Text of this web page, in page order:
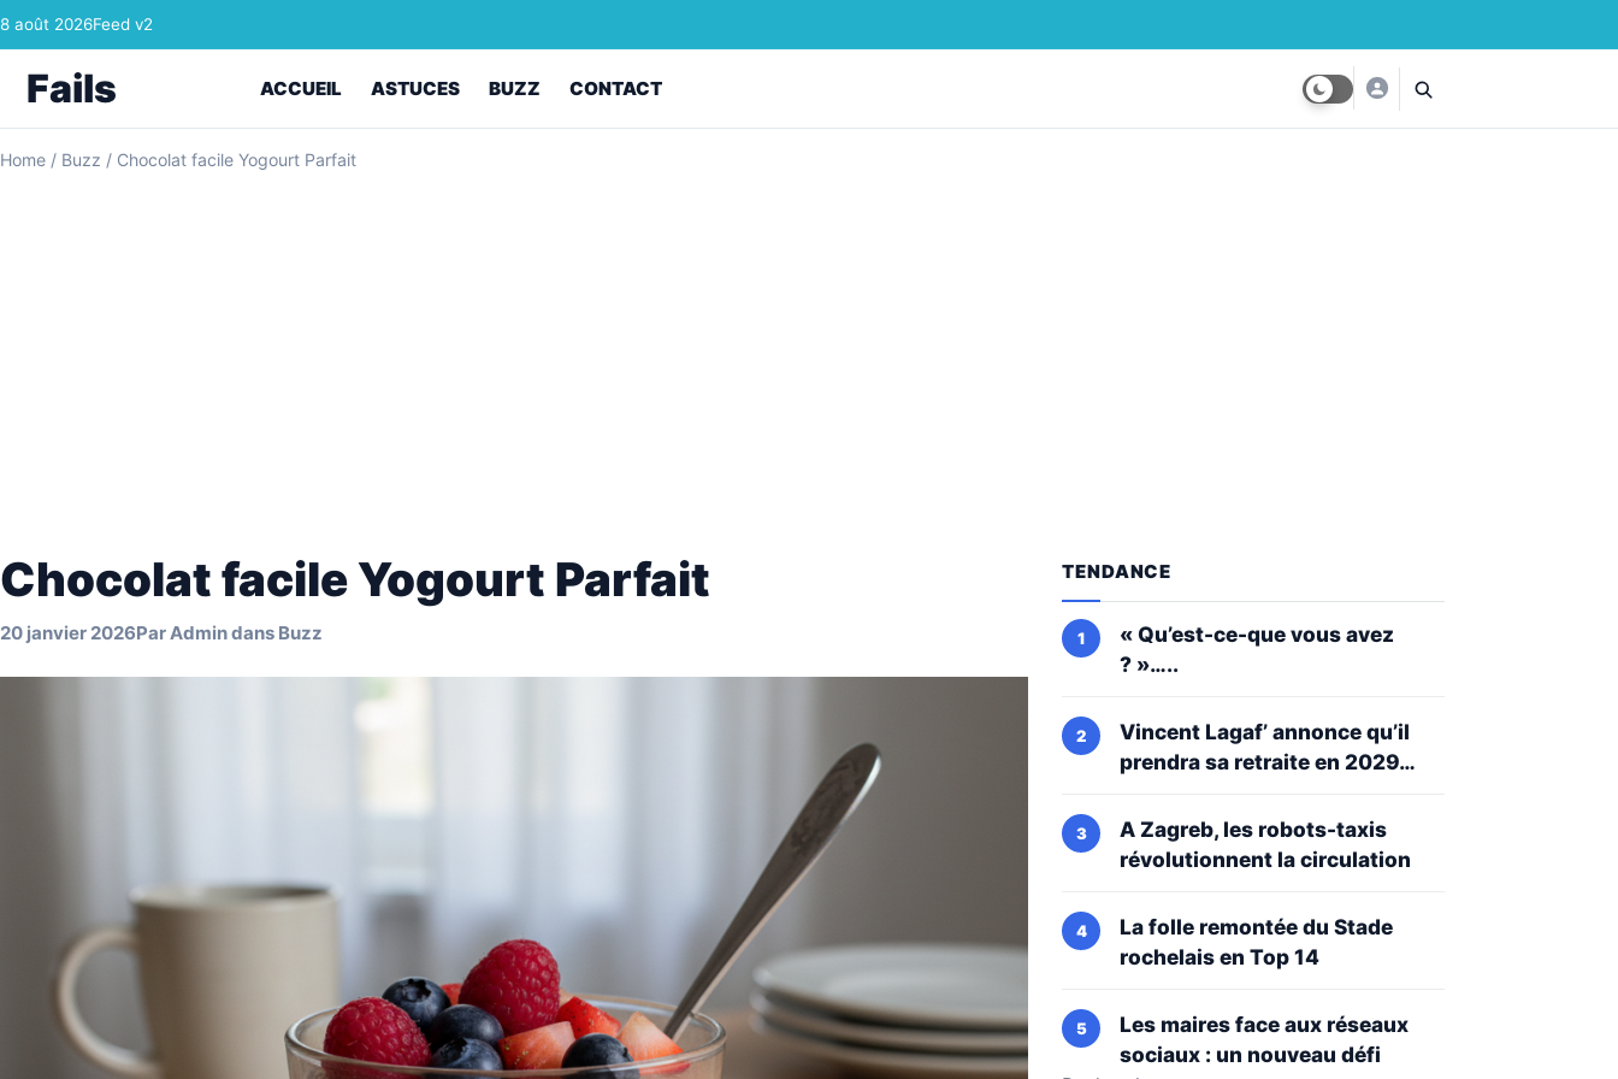
Skip to content
8 août 2026Feed v2
Fails ACCUEIL ASTUCES BUZZ CONTACT
Home / Buzz / Chocolat facile Yogourt Parfait
Chocolat facile Yogourt Parfait
20 janvier 2026ParAdmindans Buzz
TENDANCE
« Qu’est-ce-que vous avez
? »…..
Vincent Lagaf’ annonce qu’il
prendra sa retraite en 2029…
A Zagreb, les robots-taxis
révolutionnent la circulation
La folle remontée du Stade
rochelais en Top 14
Les maires face aux réseaux
sociaux : un nouveau défi